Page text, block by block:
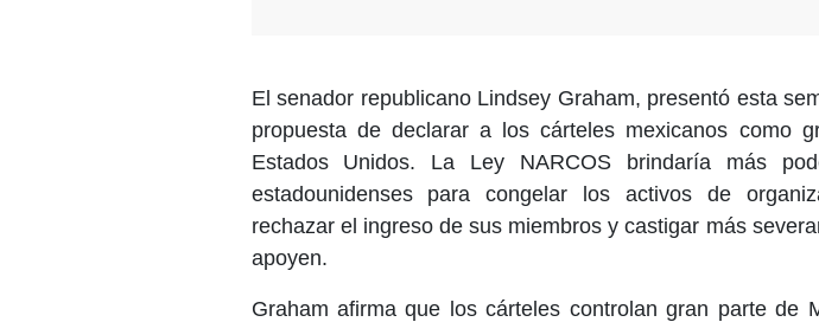
El senador republicano Lindsey Graham, presentó esta
propuesta de declarar a los cárteles mexicanos como
Estados Unidos. La Ley NARCOS brindaría más
estadounidenses para congelar los activos de
rechazar el ingreso de sus miembros y castigar más
apoyen.
Graham afirma que los cárteles controlan gran parte de